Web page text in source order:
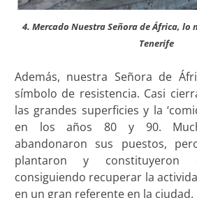
4. Mercado Nuestra Señora de África, lo
Tenerife
Además, nuestra Señora de
símbolo de resistencia. Casi
las grandes superficies y la
en los años 80 y 90.
abandonaron sus puestos,
plantaron y constituyeron
consiguiendo recuperar la
en un gran referente en la ciudad.